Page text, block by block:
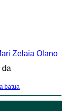
Zelaia Olano
batua